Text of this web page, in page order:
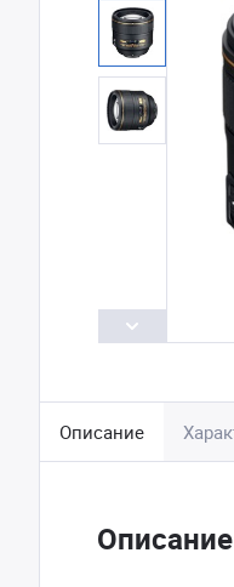
Описание
Описание